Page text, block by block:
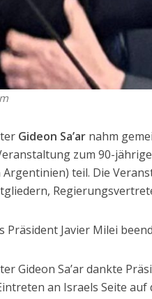
Gideon Sa’ar nahm
zum 90-
Argentinien) teil. Die
Präsident Javier Milei
Gideon Sa’ar dankte
an Israels Seite